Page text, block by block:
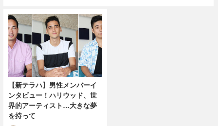
【新テラハ】男性メンバーイ
ンタビュー！ハリウッド、世
界的アーティスト…大きな夢
を持って